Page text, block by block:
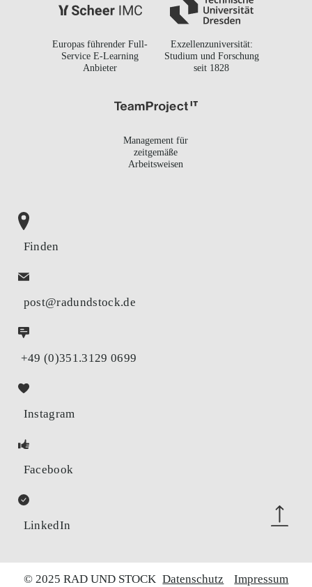
Europas führender Full-
Service E-Learning
Anbieter
Exzellenzuniversität:
Studium und Forschung
seit 1828
Management für
zeitgemäße
Arbeitsweisen
Finden
post@radundstock.de
+49 (0)351.3129 0699
Instagram
Facebook
LinkedIn
© 2025 RAD UND STOCK Impressum
Datenschutz